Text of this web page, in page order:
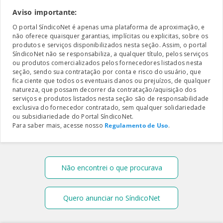
Aviso importante:
O portal SíndicoNet é apenas uma plataforma de aproximação, e
não oferece quaisquer garantias, implícitas ou explicitas, sobre os
produtos e serviços disponibilizados nesta seção. Assim, o portal
SíndicoNet não se responsabiliza, a qualquer título, pelos serviços
ou produtos comercializados pelos fornecedores listados nesta
seção, sendo sua contratação por conta e risco do usuário, que
fica ciente que todos os eventuais danos ou prejuízos, de qualquer
natureza, que possam decorrer da contratação/aquisição dos
serviços e produtos listados nesta seção são de responsabilidade
exclusiva do fornecedor contratado, sem qualquer solidariedade
ou subsidiariedade do Portal SíndicoNet.
Para saber mais, acesse nosso Regulamento de Uso.
Não encontrei o que procurava
Quero anunciar no SíndicoNet